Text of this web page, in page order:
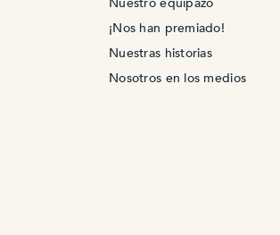
¡Nos han premiado!
Nuestras historias
Nosotros en los medios